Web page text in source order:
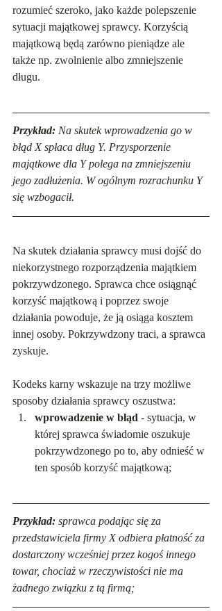
rozumieć szeroko, jako każde polepszenie
sytuacji majątkowej sprawcy. Korzyścią
majątkową będą zarówno pieniądze ale
także np. zwolnienie albo zmniejszenie
długu.
Przykład: Na skutek wprowadzenia go w
błąd X spłaca dług Y. Przysporzenie
majątkowe dla Y polega na zmniejszeniu
jego zadłużenia. W ogólnym rozrachunku Y
się wzbogacił.
Na skutek działania sprawcy musi dojść do
niekorzystnego rozporządzenia majątkiem
pokrzywdzonego. Sprawca chce osiągnąć
korzyść majątkową i poprzez swoje
działania powoduje, że ją osiąga kosztem
innej osoby. Pokrzywdzony traci, a sprawca
zyskuje.
Kodeks karny wskazuje na trzy możliwe
sposoby działania sprawcy oszustwa:
wprowadzenie w błąd - sytuacja, w
której sprawca świadomie oszukuje
pokrzywdzonego po to, aby odnieść w
ten sposób korzyść majątkową;
Przykład: sprawca podając się za
przedstawiciela firmy X odbiera płatność za
dostarczony wcześniej przez kogoś innego
towar, chociaż w rzeczywistości nie ma
żadnego związku z tą firmą;